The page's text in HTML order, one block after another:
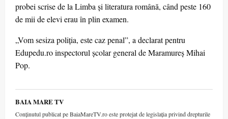
probei scrise de la Limba și literatura română, când peste 160
de mii de elevi erau în plin examen.
„Vom sesiza poliția, este caz penal”, a declarat pentru
Edupedu.ro inspectorul școlar general de Maramureș Mihai
Pop.
BAIA MARE TV
Conținutul publicat pe BaiaMareTV.ro este protejat de legislația privind drepturile